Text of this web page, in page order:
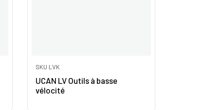
SKU LVK
UCAN LV Outils à basse
vélocité